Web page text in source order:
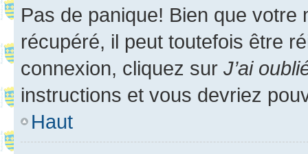
Pas de panique! Bien que
récupéré, il peut toutefois être
connexion, cliquez sur J’ai
instructions et vous devriez
Haut